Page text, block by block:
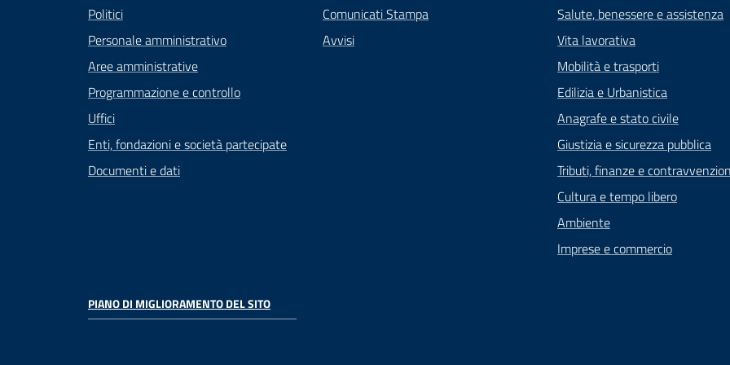
Politici
Personale amministrativo
Aree amministrative
Programmazione e controllo
Uffici
Enti, fondazioni e società partecipate
Documenti e dati
Comunicati Stampa
Avvisi
Salute, benessere e assistenza
Vita lavorativa
Mobilità e trasporti
Edilizia e Urbanistica
Anagrafe e stato civile
Giustizia e sicurezza pubblica
Tributi, finanze e
Cultura e tempo libero
Ambiente
Imprese e commercio
PIANO DI MIGLIORAMENTO DEL SITO